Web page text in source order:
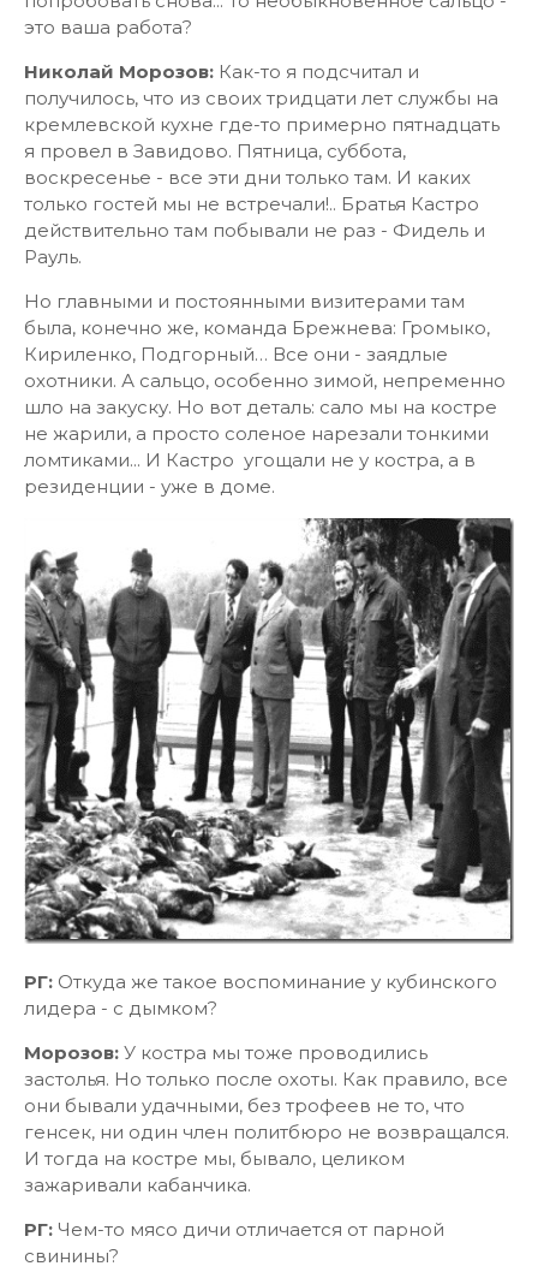
это ваша работа?
Николай Морозов: Как-то я подсчитал и
получилось, что из своих тридцати лет службы на
кремлевской кухне где-то примерно пятнадцать
я провел в Завидово. Пятница, суббота,
воскресенье - все эти дни только там. И каких
только гостей мы не встречали!.. Братья Кастро
действительно там побывали не раз - Фидель и
Рауль.
Но главными и постоянными визитерами там
была, конечно же, команда Брежнева: Громыко,
Кириленко, Подгорный… Все они - заядлые
охотники. А сальцо, особенно зимой, непременно
шло на закуску. Но вот деталь: сало мы на костре
не жарили, а просто соленое нарезали тонкими
ломтиками... И Кастро угощали не у костра, а в
резиденции - уже в доме.
РГ: Откуда же такое воспоминание у кубинского
лидера - с дымком?
Морозов: У костра мы тоже проводились
застолья. Но только после охоты. Как правило, все
они бывали удачными, без трофеев не то, что
генсек, ни один член политбюро не возвращался.
И тогда на костре мы, бывало, целиком
зажаривали кабанчика.
РГ: Чем-то мясо дичи отличается от парной
свинины?